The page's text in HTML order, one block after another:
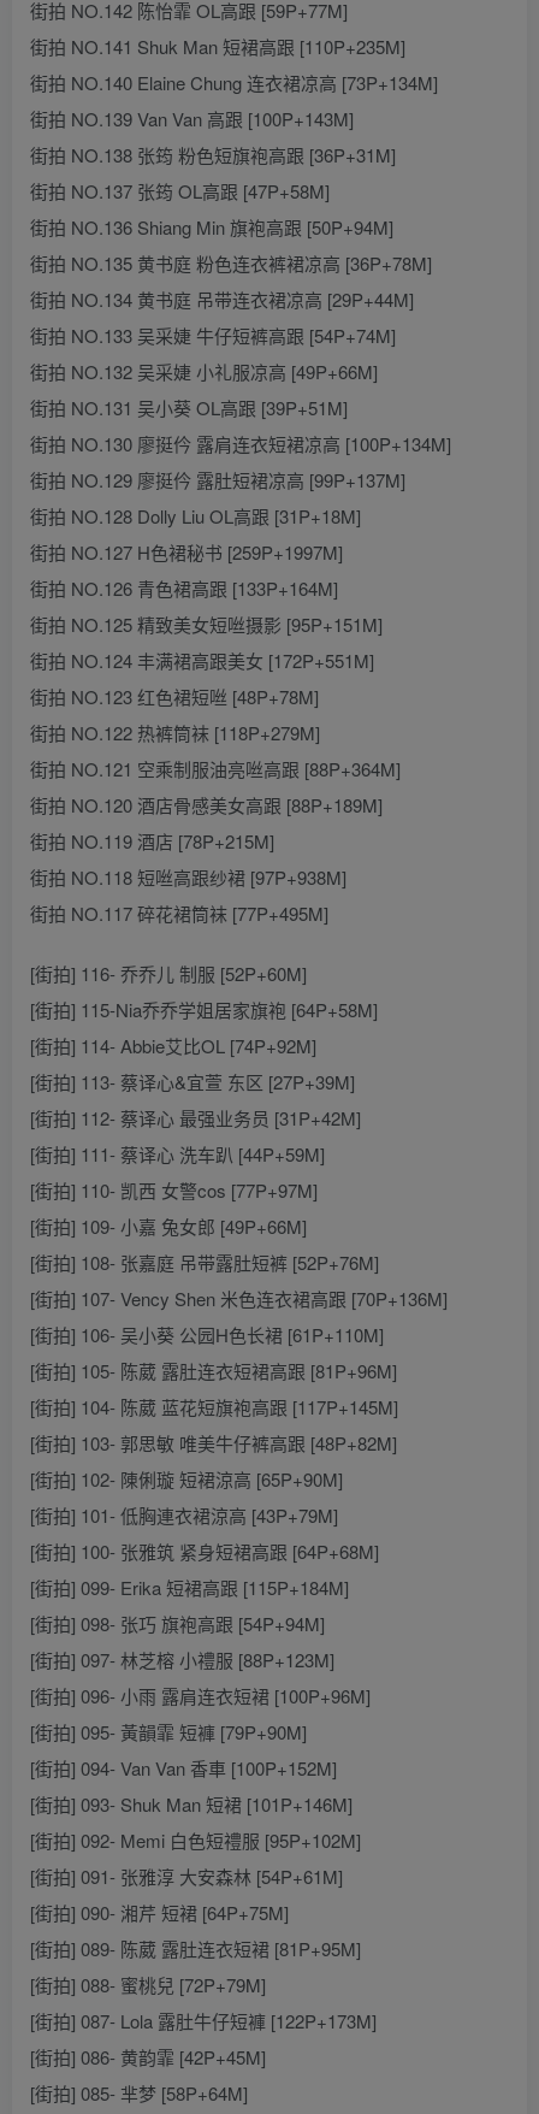
街拍 NO.142 陈怡霏 OL高跟 [59P+77M]
街拍 NO.141 Shuk Man 短裙高跟 [110P+235M]
街拍 NO.140 Elaine Chung 连衣裙凉高 [73P+134M]
街拍 NO.139 Van Van 高跟 [100P+143M]
街拍 NO.138 张筠 粉色短旗袍高跟 [36P+31M]
街拍 NO.137 张筠 OL高跟 [47P+58M]
街拍 NO.136 Shiang Min 旗袍高跟 [50P+94M]
街拍 NO.135 黄书庭 粉色连衣裤裙凉高 [36P+78M]
街拍 NO.134 黄书庭 吊带连衣裙凉高 [29P+44M]
街拍 NO.133 吴采婕 牛仔短裤高跟 [54P+74M]
街拍 NO.132 吴采婕 小礼服凉高 [49P+66M]
街拍 NO.131 吴小葵 OL高跟 [39P+51M]
街拍 NO.130 廖挺仱 露肩连衣短裙凉高 [100P+134M]
街拍 NO.129 廖挺仱 露肚短裙凉高 [99P+137M]
街拍 NO.128 Dolly Liu OL高跟 [31P+18M]
街拍 NO.127 H色裙秘书 [259P+1997M]
街拍 NO.126 青色裙高跟 [133P+164M]
街拍 NO.125 精致美女短咝摄影 [95P+151M]
街拍 NO.124 丰满裙高跟美女 [172P+551M]
街拍 NO.123 红色裙短咝 [48P+78M]
街拍 NO.122 热裤筒袜 [118P+279M]
街拍 NO.121 空乘制服油亮咝高跟 [88P+364M]
街拍 NO.120 酒店骨感美女高跟 [88P+189M]
街拍 NO.119 酒店 [78P+215M]
街拍 NO.118 短咝高跟纱裙 [97P+938M]
街拍 NO.117 碎花裙筒袜 [77P+495M]
[街拍] 116- 乔乔儿 制服 [52P+60M]
[街拍] 115-Nia乔乔学姐居家旗袍 [64P+58M]
[街拍] 114- Abbie艾比OL [74P+92M]
[街拍] 113- 蔡译心&宜萱 东区 [27P+39M]
[街拍] 112- 蔡译心 最强业务员 [31P+42M]
[街拍] 111- 蔡译心 洗车趴 [44P+59M]
[街拍] 110- 凯西 女警cos [77P+97M]
[街拍] 109- 小嘉 兔女郎 [49P+66M]
[街拍] 108- 张嘉庭 吊带露肚短裤 [52P+76M]
[街拍] 107- Vency Shen 米色连衣裙高跟 [70P+136M]
[街拍] 106- 吴小葵 公园H色长裙 [61P+110M]
[街拍] 105- 陈葳 露肚连衣短裙高跟 [81P+96M]
[街拍] 104- 陈葳 蓝花短旗袍高跟 [117P+145M]
[街拍] 103- 郭思敏 唯美牛仔裤高跟 [48P+82M]
[街拍] 102- 陳俐璇 短裙涼高 [65P+90M]
[街拍] 101- 低胸連衣裙涼高 [43P+79M]
[街拍] 100- 张雅筑 紧身短裙高跟 [64P+68M]
[街拍] 099- Erika 短裙高跟 [115P+184M]
[街拍] 098- 张巧 旗袍高跟 [54P+94M]
[街拍] 097- 林芝榕 小禮服 [88P+123M]
[街拍] 096- 小雨 露肩连衣短裙 [100P+96M]
[街拍] 095- 黃韻霏 短褲 [79P+90M]
[街拍] 094- Van Van 香車 [100P+152M]
[街拍] 093- Shuk Man 短裙 [101P+146M]
[街拍] 092- Memi 白色短禮服 [95P+102M]
[街拍] 091- 张雅淳 大安森林 [54P+61M]
[街拍] 090- 湘芹 短裙 [64P+75M]
[街拍] 089- 陈葳 露肚连衣短裙 [81P+95M]
[街拍] 088- 蜜桃兒 [72P+79M]
[街拍] 087- Lola 露肚牛仔短褲 [122P+173M]
[街拍] 086- 黄韵霏 [42P+45M]
[街拍] 085- 芈梦 [58P+64M]